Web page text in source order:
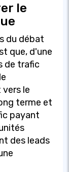
le
du débat
que, d'une
de trafic
le
terme et
payant
des leads